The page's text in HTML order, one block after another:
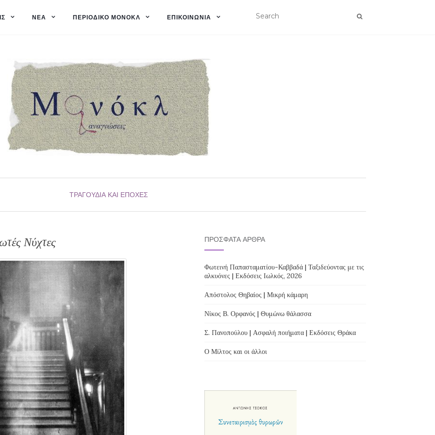
ΝΈΑ ΠΕΡΙΟΔΙΚΌ ΜΟΝΌΚΛ ΕΠΙΚΟΙΝΩΝΊΑ
ΤΡΑΓΟΎΔΙΑ ΚΑΙ ΕΠΟΧΈΣ
Νύχτες ΠΡΌΣΦΑΤΑ ΆΡΘΡΑ
Φωτεινή Παπασταματίου-Καββαδά | Ταξιδεύοντας με τις
αλκυόνες | Εκδόσεις Ιωλκός, 2026
Απόστολος Θηβαίος | Μικρή κάμαρη
Νίκος Β. Ορφανός | Θυμώνω θάλασσα
Σ. Πανοπούλου | Ασφαλή ποιήματα | Εκδόσεις Θράκα
Ο Μίλτος και οι άλλοι